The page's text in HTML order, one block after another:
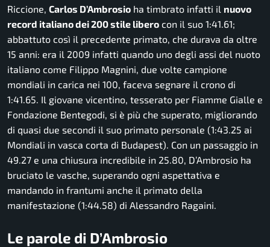
Riccione, Carlos D’Ambrosio ha timbrato infatti il nuovo
record italiano dei 200 stile libero con il suo 1:41.61;
abbattuto così il precedente primato, che durava da oltre
15 anni: era il 2009 infatti quando uno degli assi del nuoto
italiano come Filippo Magnini, due volte campione
mondiali in carica nei 100, faceva segnare il crono di
1:41.65. Il giovane vicentino, tesserato per Fiamme Gialle e
Fondazione Bentegodi, si è più che superato, migliorando
di quasi due secondi il suo primato personale (1:43.25 ai
Mondiali in vasca corta di Budapest). Con un passaggio in
49.27 e una chiusura incredibile in 25.80, D’Ambrosio ha
bruciato le vasche, superando ogni aspettativa e
mandando in frantumi anche il primato della
manifestazione (1:44.58) di Alessandro Ragaini.
Le parole di D’Ambrosio